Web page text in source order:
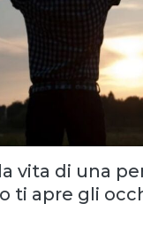
vita di una
ti apre gli